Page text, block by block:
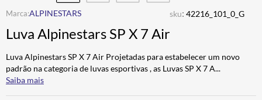
ALPINESTARS sku: 42216_101_0_G
Luva Alpinestars SP X 7 Air
Luva Alpinestars SP X 7 Air Projetadas para estabelecer um novo
padrão na categoria de luvas esportivas , as Luvas SP X 7 A...
Saiba mais
4º ÓCULOS SOLAR
5º LUVA
6º BAU
7º CALÇA
8º ALPINESTAR